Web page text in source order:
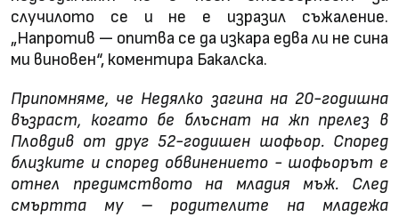
случилото се и не е изразил съжаление.
„Напротив — опитва се да изкара едва ли не сина
ми виновен“, коментира Бакалска.
Припомняме, че Недялко загина на 20-годишна
възраст, когато бе блъснат на жп прелез в
Пловдив от друг 52-годишен шофьор. Според
близките и според обвинението - шофьорът е
отнел предимството на младия мъж. След
смъртта му – родителите на младежа